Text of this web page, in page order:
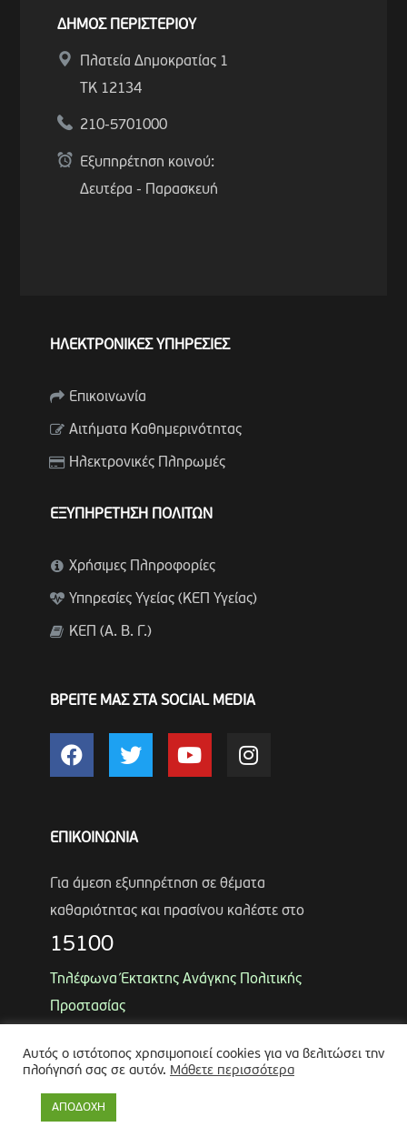
ΔΗΜΟΣ ΠΕΡΙΣΤΕΡΙΟΥ
Πλατεία Δημοκρατίας 1
ΤΚ 12134
210-5701000
Εξυπηρέτηση κοινού:
Δευτέρα - Παρασκευή
ΗΛΕΚΤΡΟΝΙΚΕΣ ΥΠΗΡΕΣΙΕΣ
Επικοινωνία
Αιτήματα Καθημερινότητας
Ηλεκτρονικές Πληρωμές
ΕΞΥΠΗΡΕΤΗΣΗ ΠΟΛΙΤΩΝ
Χρήσιμες Πληροφορίες
Υπηρεσίες Υγείας (ΚΕΠ Υγείας)
ΚΕΠ (Α. Β. Γ.)
ΒΡΕΙΤΕ ΜΑΣ ΣΤΑ SOCIAL MEDIA
ΕΠΙΚΟΙΝΩΝΙΑ
Για άμεση εξυπηρέτηση σε θέματα
καθαριότητας και πρασίνου καλέστε στο
15100
Τηλέφωνα Έκτακτης Ανάγκης Πολιτικής
Προστασίας
Θωμάς Ρουμπάκος(κιν. 6947966451)
Αυτός ο ιστότοπος χρησιμοποιεί cookies για να βελιτώσει την
πλοήγησή σας σε αυτόν. Μάθετε περισσότερα
ΑΠΟΔΟΧΗ